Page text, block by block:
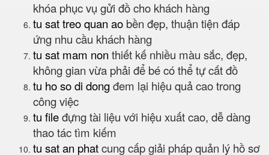
khóa phục vụ gửi đồ cho khách hàng
tu sat treo quan ao bền đẹp, thuận tiện đáp
ứng nhu cầu khách hàng
tu sat mam non thiết kế nhiều màu sắc, đẹp,
không gian vừa phải để bé có thể tự cất đồ
tu ho so di dongđem lại hiệu quả cao trong
công việc
tu fileđựng tài liệu với hiệu xuất cao, dễ dàng
thao tác tìm kiếm
tu sat an phatcung cấp giải pháp quản lý hồ sơ